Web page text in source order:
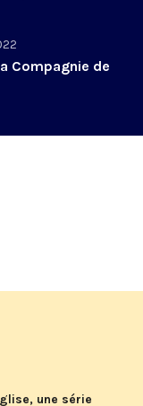
Compagnie de
une série